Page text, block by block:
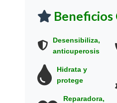
Beneficios
Desensibiliza,
anticuperosis
Hidrata y
protege
Reparadora,